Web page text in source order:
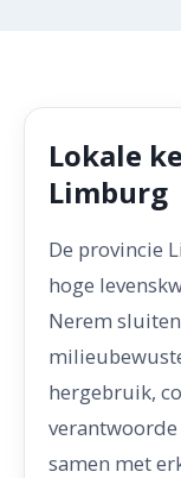
Lokale
Limburg
De provincie
hoge
Nerem
hergebruik,
samen met